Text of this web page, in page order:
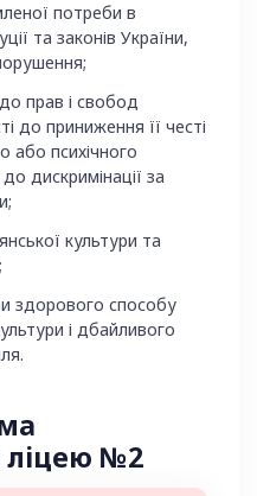
потреби в
та законів України,
прав і свобод
до приниження її честі
або психічного
дискримінації за
культури та
здорового способу
і дбайливого
ліцею №2